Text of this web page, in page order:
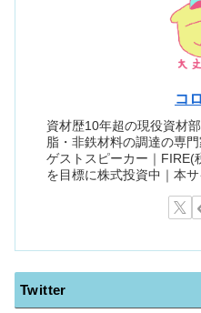
コ
資材歴10年超の現役資材
脂・非鉄材料の調達の専
ゲストスピーカー｜FIRE(
を目標に株式投資中｜本
Twitter